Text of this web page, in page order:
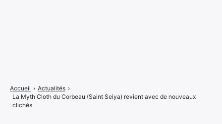
Accueil › Actualités ›
La Myth Cloth du Corbeau (Saint Seiya) revient avec de nouveaux
clichés